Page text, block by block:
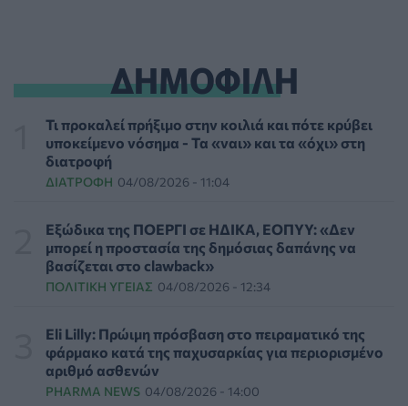
ΗΠΑ: Επιτροπή της Γερουσίας προτείνει άσκηση
διώξεων σε βάρος του Άντονι Φάουτσι
ΕΠΙΚΑΙΡΌΤΗΤΑ 06/08/2026 - 18:38
Διαβητική αμφιβληστροειδοπάθεια: «Σιωπηλός»
HEALTH TALK 06/08/2026 - 17:34
Γιατί οι γιατροί διστάζουν να γράψουν ορμονική
θεραπεία για την εμμηνόπαυση
Γιαννάκος: Πρωτοφανής πίεση στο Νοσοκομείο
Ζακύνθου - Καταγγέλθηκαν οκτώ βιασμοί γυναικών
ΠΟΛΙΤΙΚΉ ΥΓΕΊΑΣ 06/08/2026 - 16:34
ΔΗΜΟΦΙΛΗ
Τι προκαλεί πρήξιμο στην κοιλιά και πότε κρύβει
υποκείμενο νόσημα - Τα «ναι» και τα «όχι» στη
διατροφή
ΔΙΑΤΡΟΦΉ 04/08/2026 - 11:04
Εξώδικα της ΠΟΕΡΓΙ σε ΗΔΙΚΑ, ΕΟΠΥΥ: «Δεν
μπορεί η προστασία της δημόσιας δαπάνης να
βασίζεται στο clawback»
ΠΟΛΙΤΙΚΉ ΥΓΕΊΑΣ 04/08/2026 - 12:34
Eli Lilly: Πρώιμη πρόσβαση στο πειραματικό της
φάρμακο κατά της παχυσαρκίας για περιορισμένο
αριθμό ασθενών
PHARMA NEWS 04/08/2026 - 14:00